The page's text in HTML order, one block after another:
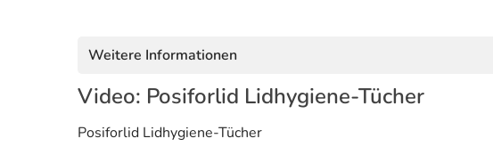
Weitere Informationen
Video: Posiforlid Lidhygiene-Tücher
Posiforlid Lidhygiene-Tücher